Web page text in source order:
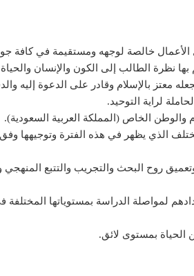
الأعمال خالصة لوجهه ومستقيمة في كافة
نظرة الطالب إلى الكون والإنسان والحياة
معتز بالإسلام وقادر على الدعوة إليه
لراية التوحيد.
والوطن الخاص (المملكة العربية السعودية).
الذي يظهر في هذه الفترة وتوجيهها وفق
روح البحث والتجريب والتتبع
لمواصلة الدراسة بمستوياتها المختلفة
الحياة بمستوى لائق.